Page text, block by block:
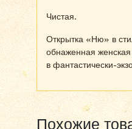
Чистая.
Открытка «Ню» в
обнаженная
в фантастически-
Похожие